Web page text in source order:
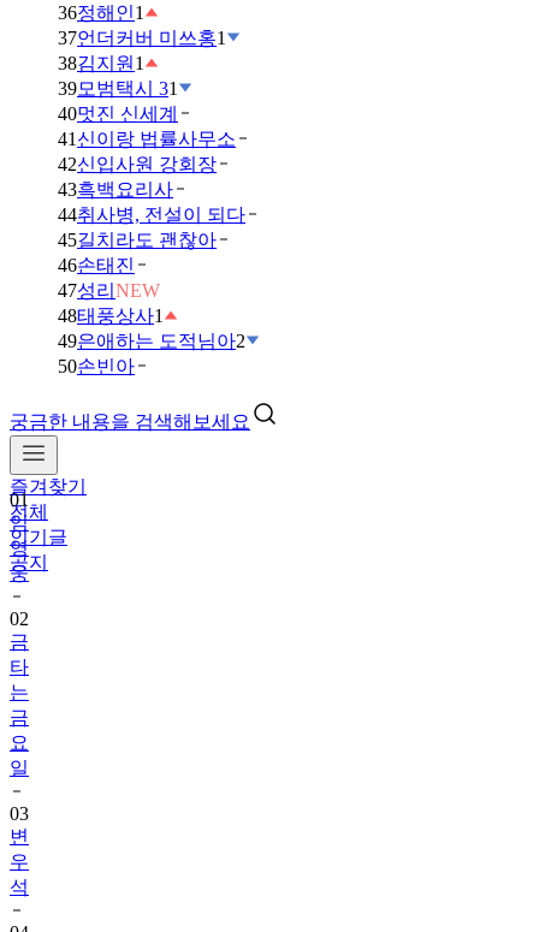
36정해인1
37언더커버 미쓰홍1
38김지원 1
39모범택시 31
40멋진 신세계
41 신이랑 법률사무소
42신입사원 강회장
43흑백요리사
44취사병, 전설이 되다
45길치라도 괜찮아
46손태진
47성리 NEW
48태풍상사1
49은애하는 도적님아2
50손빈아
궁금한 내용을 검색해보세요
즐겨찾기
전체
인기글
공지
01
임
영
웅
02
금
타
는
금
요
일
03
변
우
석